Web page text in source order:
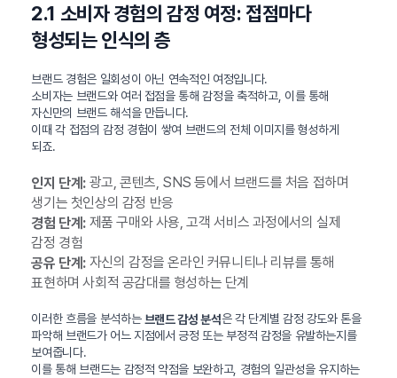
2.1 소비자 경험의 감정 여정: 접점마다
형성되는 인식의 층
브랜드 경험은 일회성이 아닌 연속적인 여정입니다.
소비자는 브랜드와 여러 접점을 통해 감정을 축적하고, 이를 통해
자신만의 브랜드 해석을 만듭니다.
이때 각 접점의 감정 경험이 쌓여 브랜드의 전체 이미지를 형성하게
되죠.
인지 단계:광고, 콘텐츠, SNS 등에서 브랜드를 처음 접하며
생기는 첫인상의 감정 반응
경험 단계:제품 구매와 사용, 고객 서비스 과정에서의 실제
감정 경험
공유 단계:자신의 감정을 온라인 커뮤니티나 리뷰를 통해
표현하며 사회적 공감대를 형성하는 단계
이러한 흐름을 분석하는브랜드 감성 분석은 각 단계별 감정 강도와 톤을
파악해 브랜드가 어느 지점에서 긍정 또는 부정적 감정을 유발하는지를
보여줍니다.
이를 통해 브랜드는 감정적 약점을 보완하고, 경험의 일관성을 유지하는